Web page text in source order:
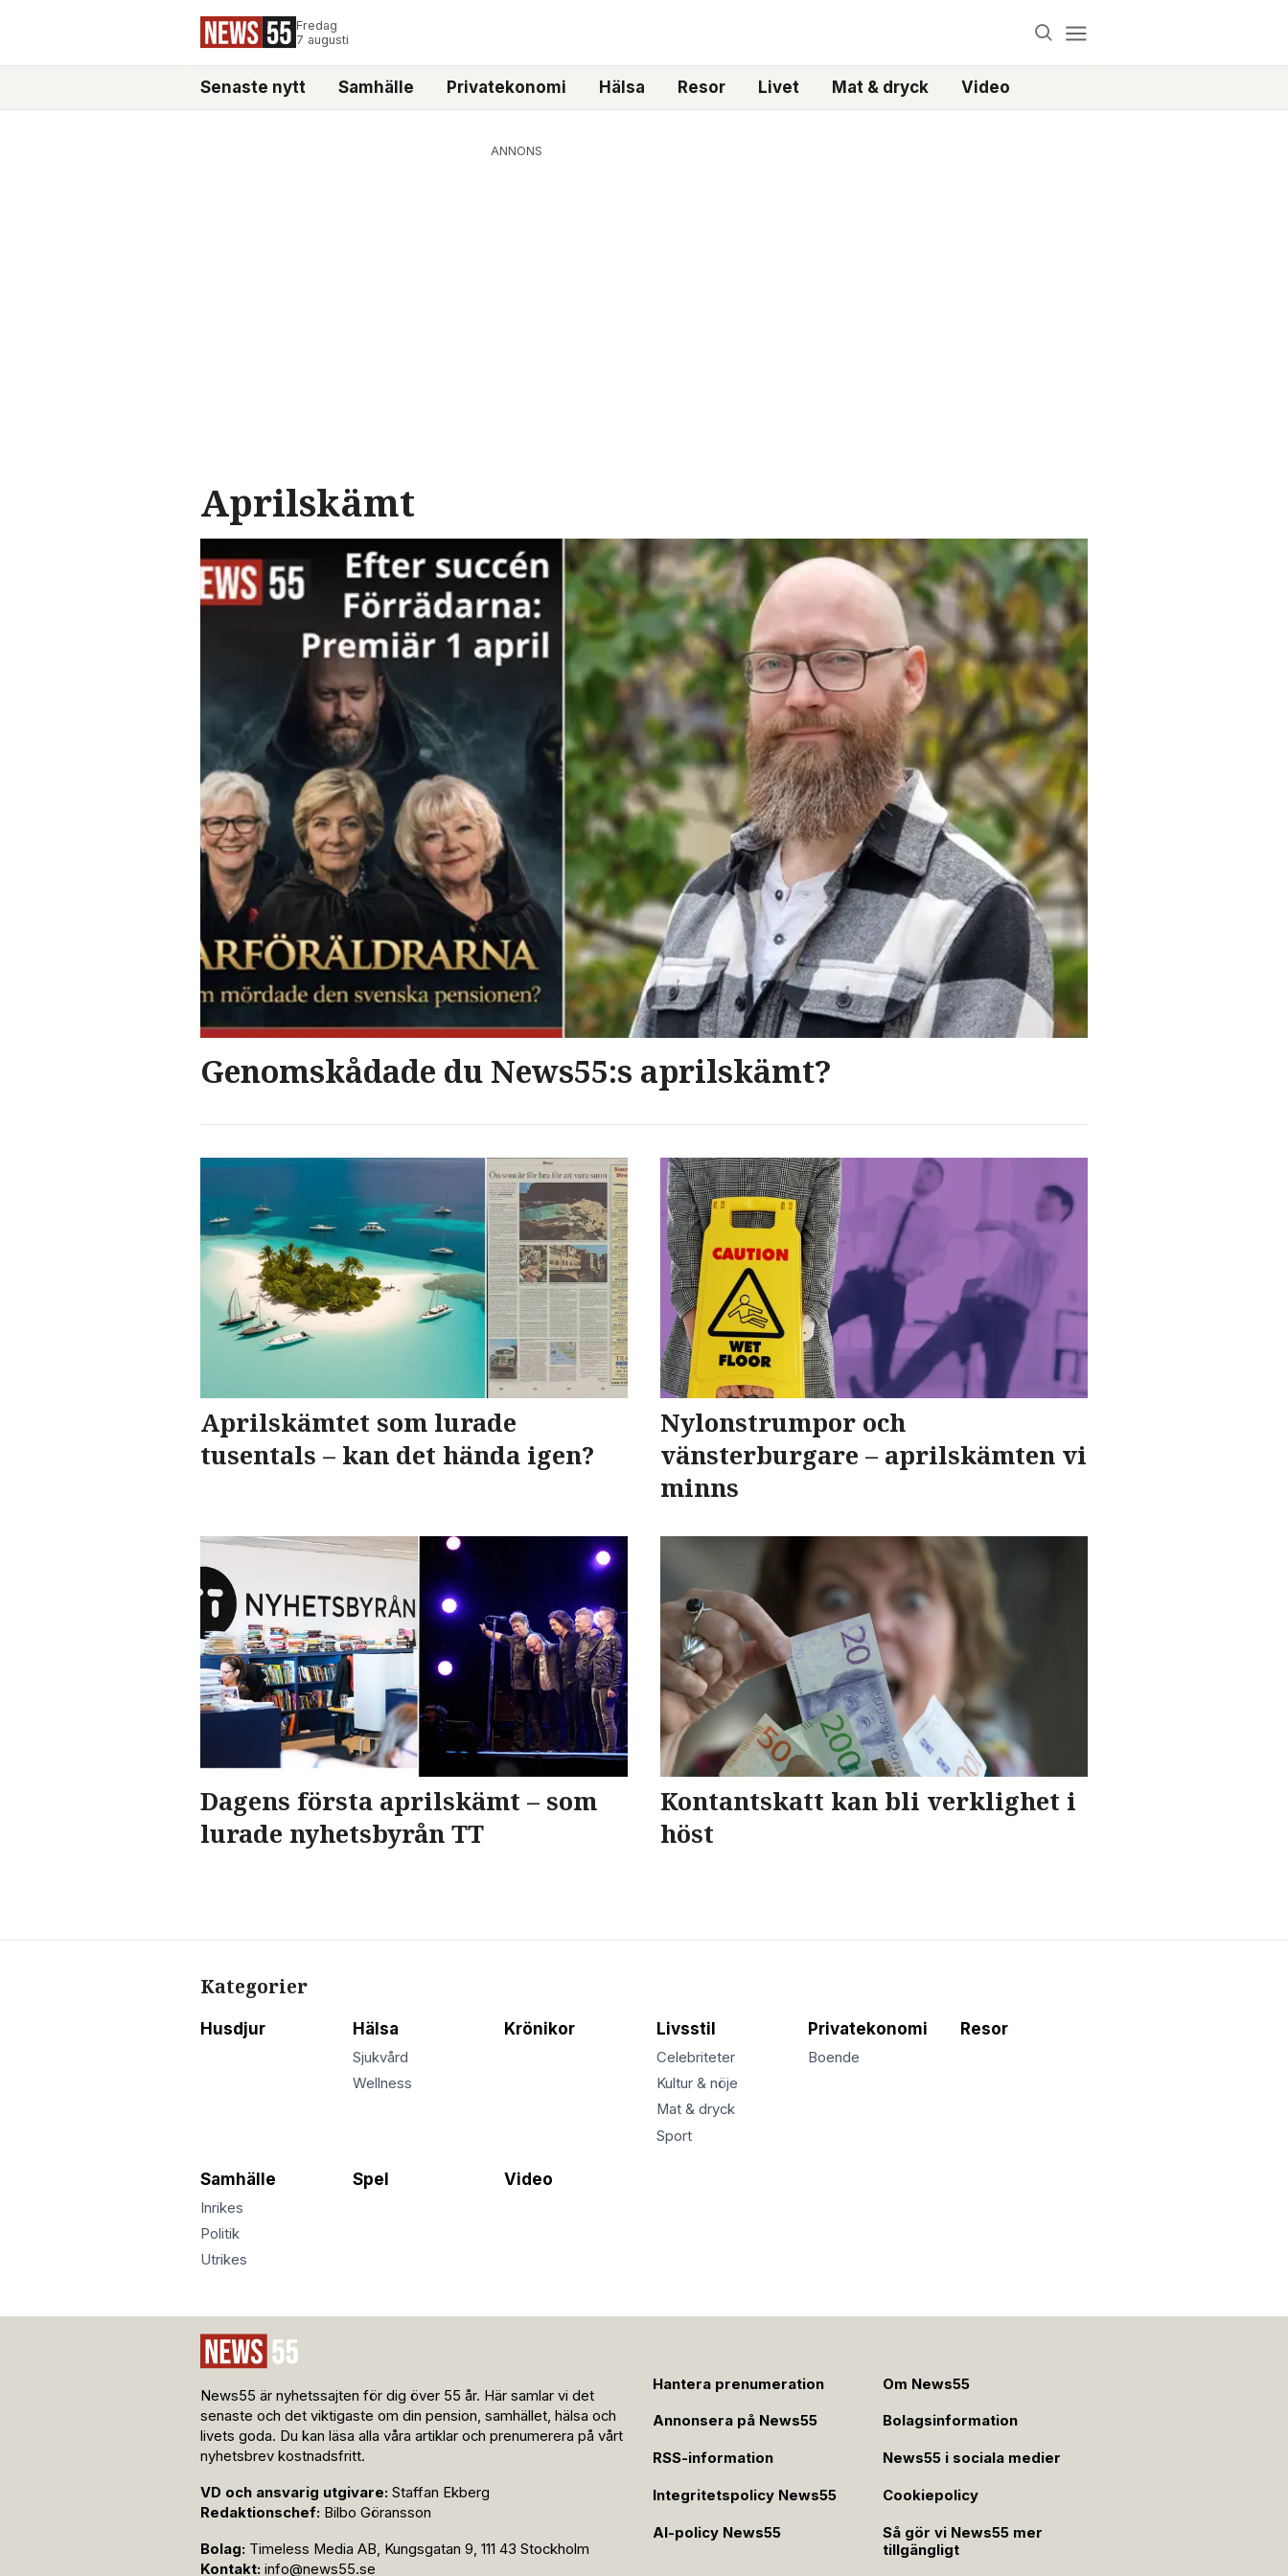
Fredag
7 augusti
Senaste nytt Samhälle Privatekonomi Hälsa Resor Livet Mat & dryck Video
ANNONS
Aprilskämt
Genomskådade du News55:s aprilskämt?
Aprilskämtet som lurade
tusentals – kan det hända igen?
Nylonstrumpor och
vänsterburgare – aprilskämten vi
minns
Dagens första aprilskämt – som
lurade nyhetsbyrån TT
Kontantskatt kan bli verklighet i
höst
Kategorier
Husdjur Hälsa
Sjukvård
Wellness
Krönikor Livsstil
Celebriteter
Kultur & nöje
Mat & dryck
Sport
Privatekonomi
Boende
Resor
Samhälle
Inrikes
Politik
Utrikes
Spel Video
News55 är nyhetssajten för dig över 55 år. Här samlar vi det
senaste och det viktigaste om din pension, samhället, hälsa och
livets goda. Du kan läsa alla våra artiklar och prenumerera på vårt
nyhetsbrev kostnadsfritt.
VD och ansvarig utgivare: Staffan Ekberg
Redaktionschef: Bilbo Göransson
Bolag: Timeless Media AB, Kungsgatan 9, 111 43 Stockholm
Kontakt: info@news55.se
Hantera prenumeration Om News55
Annonsera på News55 Bolagsinformation
RSS-information News55 i sociala medier
Integritetspolicy News55 Cookiepolicy
AI-policy News55
Så gör vi News55 mer
tillgängligt